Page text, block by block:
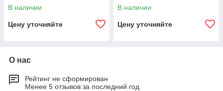
В наличии
Цену уточняйте
В наличии
Цену уточняйте
О нас
Рейтинг не сформирован
Менее 5 отзывов за последний год